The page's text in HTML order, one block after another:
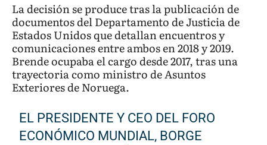
La decisión se produce tras la publicación de
documentos del Departamento de Justicia de
Estados Unidos que detallan encuentros y
comunicaciones entre ambos en 2018 y 2019.
Brende ocupaba el cargo desde 2017, tras una
trayectoria como ministro de Asuntos
Exteriores de Noruega.
EL PRESIDENTE Y CEO DEL FORO
ECONÓMICO MUNDIAL, BORGE